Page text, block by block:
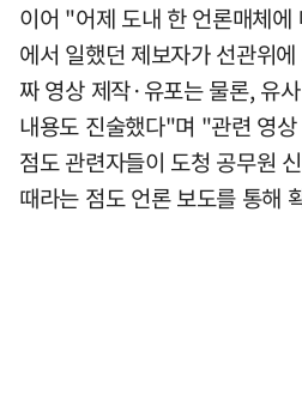
이어 "어제 도내 한 언론매체
에서 일했던 제보자가 선관위
짜 영상 제작·유포는 물론, 유
내용도 진술했다"며 "관련 영
점도 관련자들이 도청 공무원
때라는 점도 언론 보도를 통해